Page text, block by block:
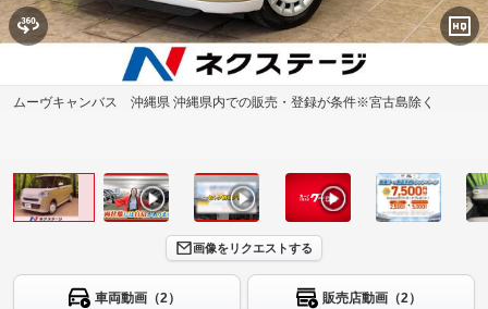
ムーヴキャンバス 沖縄県 沖縄県内での販売・登録が条件※宮古島除く
画像をリクエストする
車両動画（2） 販売店動画（2）